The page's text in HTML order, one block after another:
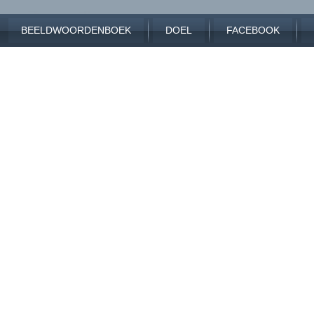
BEELDWOORDENBOEK DOEL FACEBOOK